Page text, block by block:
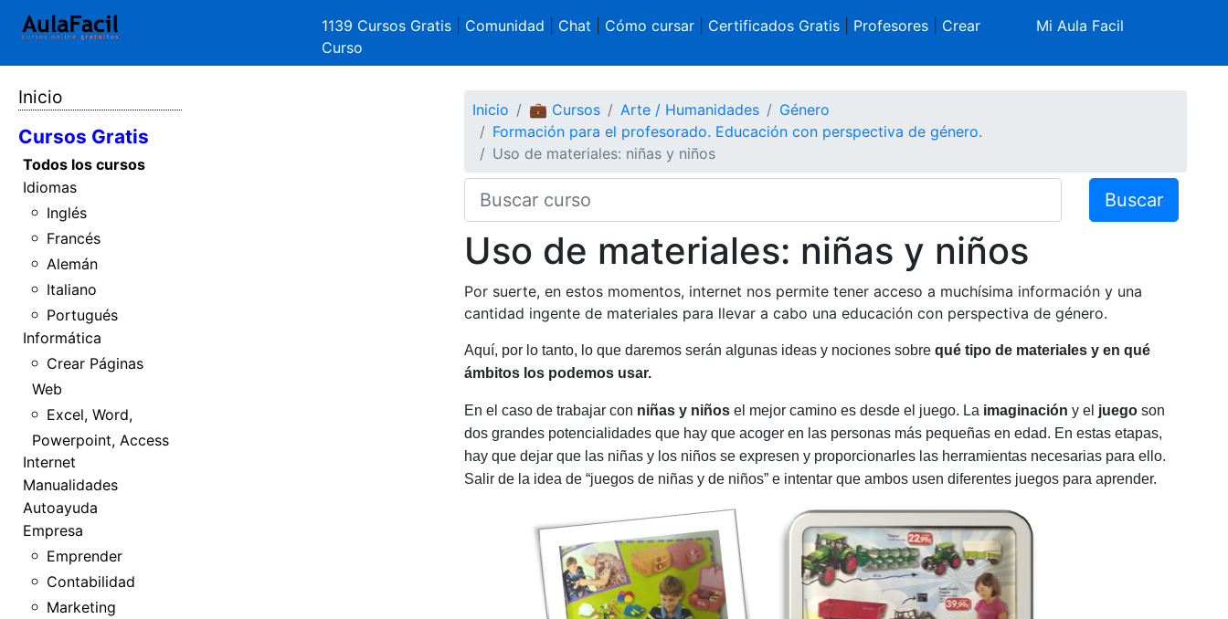
1139 Cursos Gratis Comunidad Chat Cómo cursar| Certificados Gratis| Profesores| Crear
Curso
Mi Aula Facil
Inicio
Cursos Gratis
Todos los cursos
Idiomas
Inglés
Francés
Alemán
Italiano
Portugués
Informática
Crear Páginas
Web
Excel, Word,
Powerpoint, Access
Internet
Manualidades
Autoayuda
Empresa
Emprender
Contabilidad
Marketing
Inicio 💼 Cursos Arte / Humanidades
Género
Formación para el profesorado. Educación con perspectiva de género.
Uso de materiales: niñas y niños
Buscar
Uso de materiales: niñas y niños
Por suerte, en estos momentos, internet nos permite tener acceso a muchísima información y una
cantidad ingente de materiales para llevar a cabo una educación con perspectiva de género.
Aquí, por lo tanto, lo que daremos serán algunas ideas y nociones sobre qué tipo de materiales y en qué
ámbitos los podemos usar.
En el caso de trabajar con niñas y niños el mejor camino es desde el juego. La imaginación y el juegoson
dos grandes potencialidades que hay que acoger en las personas más pequeñas en edad. En estas etapas,
hay que dejar que las niñas y los niños se expresen y proporcionarles las herramientas necesarias para ello.
Salir de la idea de “juegos de niñas y de niños” e intentar que ambos usen diferentes juegos para aprender.